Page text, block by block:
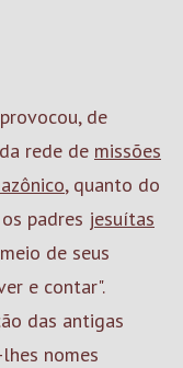
provocou, de
rede de missões
, quanto do
padres jesuítas
de seus
e contar".
das antigas
nomes